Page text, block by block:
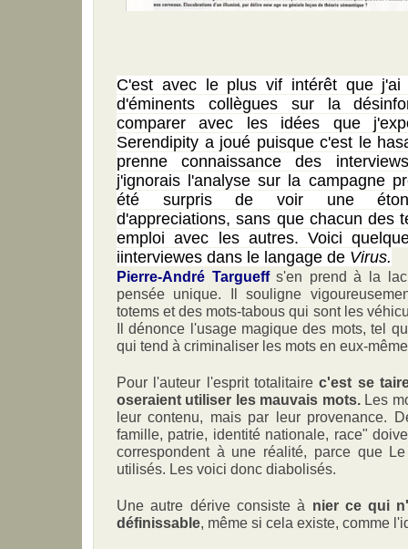
C'est avec le plus vif intérêt que
d'éminents collègues sur la
comparer avec les idées que
Serendipity a joué puisque c'est le
prenne connaissance des
j'ignorais l'analyse sur la campagne
été surpris de voir une
d'appreciations, sans que chacun des
emploi avec les autres. Voici
iinterviewes dans le langage de Virus.
Pierre-André Targueffs'en prend à la
pensée unique. Il souligne
totems et des mots-tabous qui sont les
Il dénonce l'usage magique des mots, tel
qui tend à criminaliser les mots en eux-
Pour l'auteur l'esprit totalitairec'est se
oseraient utiliser les mauvais mots.Les
leur contenu, mais par leur provenance.
famille, patrie, identité nationale, race"
correspondent à une réalité, parce que
utilisés. Les voici donc diabolisés.
Une autre dérive consiste à nier ce qui
définissable, même si cela existe, comme